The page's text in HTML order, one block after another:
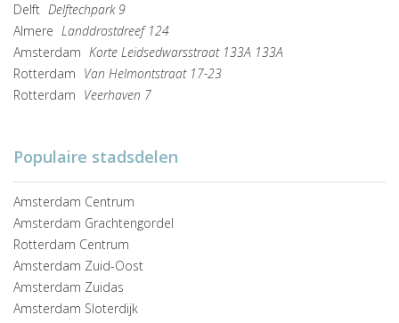
Delft Delftechpark 9
Almere Landdrostdreef 124
Amsterdam Korte Leidsedwarsstraat 133A 133A
Rotterdam Van Helmontstraat 17-23
Rotterdam Veerhaven 7
Populaire stadsdelen
Amsterdam Centrum
Amsterdam Grachtengordel
Rotterdam Centrum
Amsterdam Zuid-Oost
Amsterdam Zuidas
Amsterdam Sloterdijk